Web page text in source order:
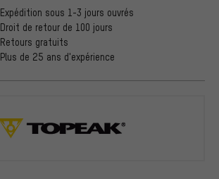
Expédition sous 1-3 jours ouvrés
Droit de retour de 100 jours
Retours gratuits
Plus de 25 ans d'expérience